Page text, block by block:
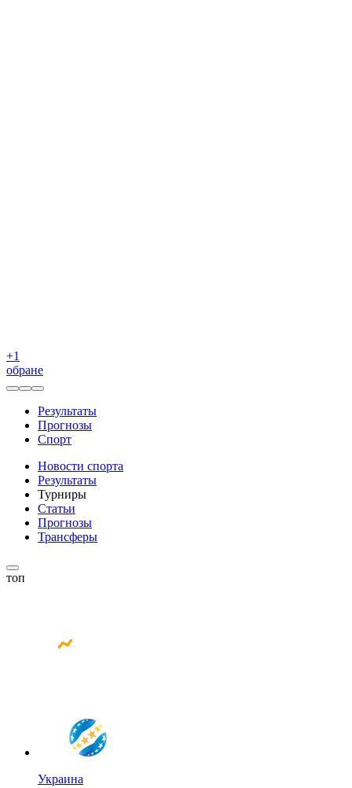
+1
обране
Результаты
Прогнозы
Спорт
Новости спорта
Результаты
Турниры
Статьи
Прогнозы
Трансферы
топ
Украина